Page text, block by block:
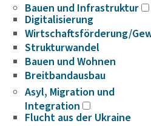
Bauen und Infrastruktur
Digitalisierung
Wirtschaftsförderung/
Strukturwandel
Bauen und Wohnen
Breitbandausbau
Asyl, Migration und
Integration
Flucht aus der Ukraine